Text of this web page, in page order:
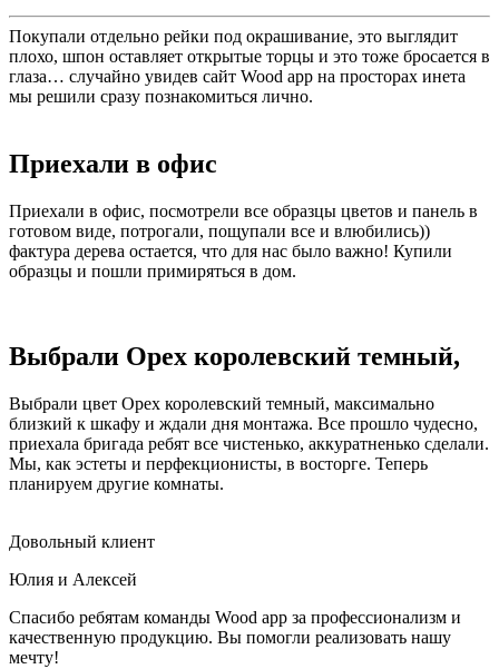
Покупали отдельно рейки под окрашивание, это выглядит
плохо, шпон оставляет открытые торцы и это тоже бросается в
глаза… случайно увидев сайт Wood app на просторах инета
мы решили сразу познакомиться лично.
Приехали в офис
Приехали в офис, посмотрели все образцы цветов и панель в
готовом виде, потрогали, пощупали все и влюбились))
фактура дерева остается, что для нас было важно! Купили
образцы и пошли примиряться в дом.
Выбрали Орех королевский темный,
Выбрали цвет Орех королевский темный, максимально
близкий к шкафу и ждали дня монтажа. Все прошло чудесно,
приехала бригада ребят все чистенько, аккуратненько сделали.
Мы, как эстеты и перфекционисты, в восторге. Теперь
планируем другие комнаты.
Довольный клиент
Юлия и Алексей
Спасибо ребятам команды Wood app за профессионализм и
качественную продукцию. Вы помогли реализовать нашу
мечту!